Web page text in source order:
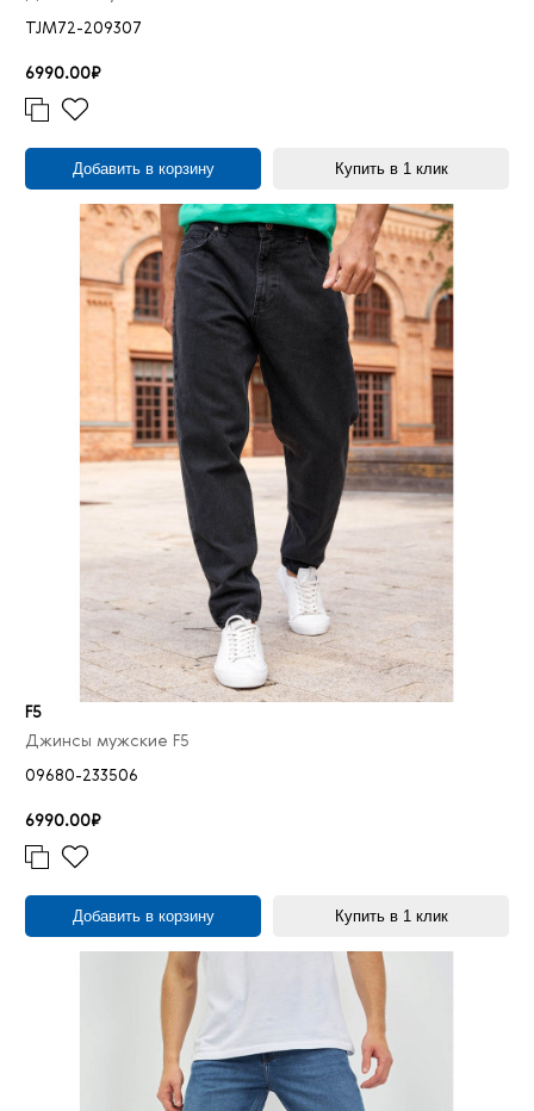
TJM72-209307
6990.00₽
Добавить в корзину Купить в 1 клик
F5
Джинсы мужские F5
09680-233506
6990.00₽
Добавить в корзину Купить в 1 клик